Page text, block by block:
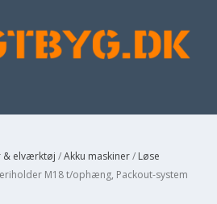
& elværktøj /Akku maskiner/ Løse
M18 t/ophæng, Packout-system